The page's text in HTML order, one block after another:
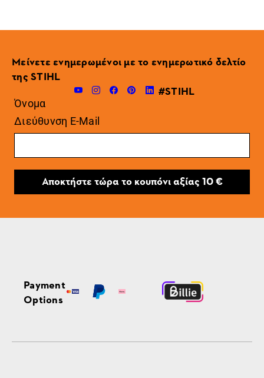
Μείνετε ενημερωμένοι με το ενημερωτικό δελτίο
της STIHL
#STIHL
Όνομα
Διεύθυνση E-Mail
Αποκτήστε τώρα το κουπόνι αξίας 10 €
Payment
Options